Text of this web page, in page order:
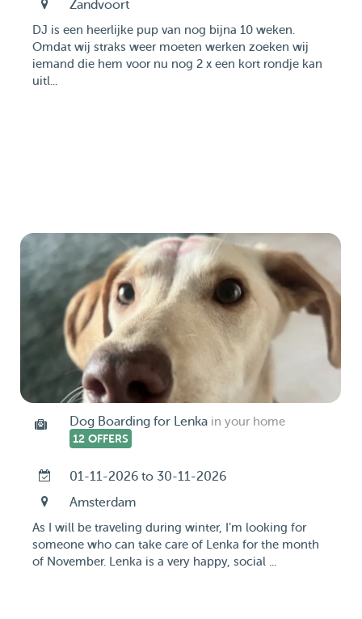
Zandvoort
DJ is een heerlijke pup van nog bijna 10 weken.
Omdat wij straks weer moeten werken zoeken wij
iemand die hem voor nu nog 2 x een kort rondje kan
uitl...
Dog Boarding for Lenka in your home
12 OFFERS
01-11-2026 to 30-11-2026
Amsterdam
As I will be traveling during winter, I’m looking for
someone who can take care of Lenka for the month
of November. Lenka is a very happy, social ...